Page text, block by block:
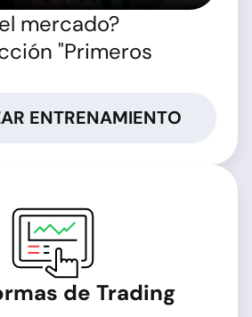
mercado?
"Primeros
ENTRENAMIENTO
de Trading